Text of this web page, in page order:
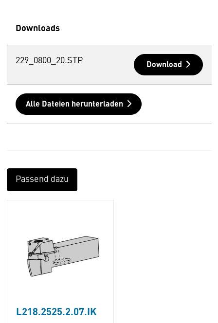
Downloads
229_0800_20.STP Download
Alle Dateien herunterladen
Passend dazu
L218.2525.2.07.IK